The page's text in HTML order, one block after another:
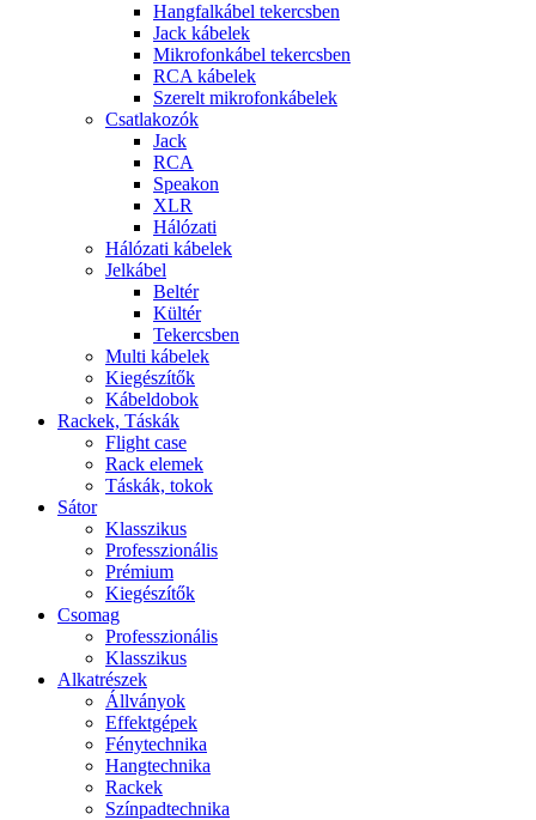
Hangfalkábel tekercsben
Jack kábelek
Mikrofonkábel tekercsben
RCA kábelek
Szerelt mikrofonkábelek
Csatlakozók
Jack
RCA
Speakon
XLR
Hálózati
Hálózati kábelek
Jelkábel
Beltér
Kültér
Tekercsben
Multi kábelek
Kiegészítők
Kábeldobok
Rackek, Táskák
Flight case
Rack elemek
Táskák, tokok
Sátor
Klasszikus
Professzionális
Prémium
Kiegészítők
Csomag
Professzionális
Klasszikus
Alkatrészek
Állványok
Effektgépek
Fénytechnika
Hangtechnika
Rackek
Színpadtechnika